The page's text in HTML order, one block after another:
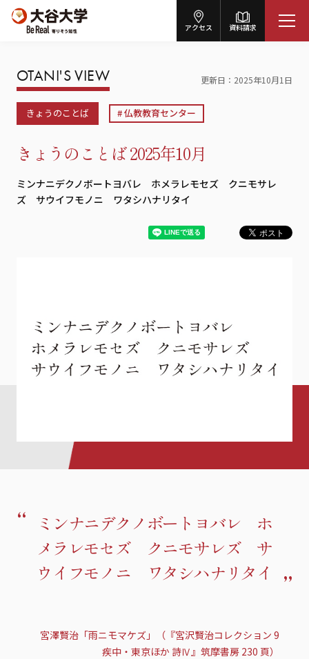
アクセス 資料請求
OTANI'S VIEW
きょうのことば 仏教教育センター
更新日 2025年10月1日
きょうのことば 2025年10月
ミンナニデクノボートヨバレ ホメラレモセズ クニモサレ
ズ サウイフモノニ ワタシハナリタイ
ミンナニデクノボートヨバレ ホ
メラレモセズ クニモサレズ サ
ウイフモノニ ワタシハナリタイ
宮澤賢治「雨ニモマケズ」（『宮沢賢治コレクション 9
疾中・東京ほか 詩Ⅳ』筑摩書房 230 頁）